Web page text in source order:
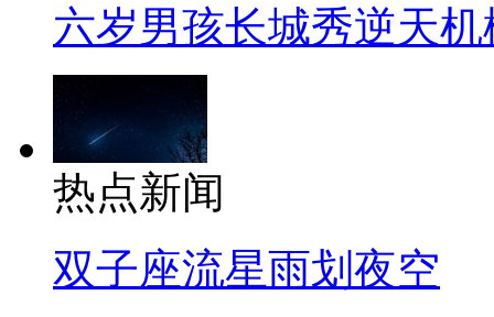
六岁男孩长城秀逆天机
热点新闻
双子座流星雨划夜空